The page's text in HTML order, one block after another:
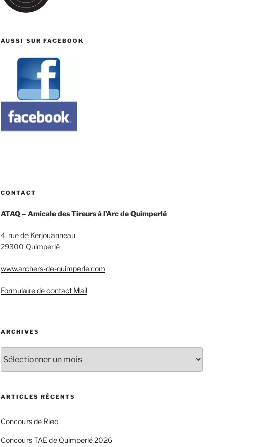
AUSSI SUR FACEBOOK
CONTACT
ATAQ – Amicale des Tireurs à l’Arc de Quimperlé
4, rue de Kerjouanneau
29300 Quimperlé
www.archers-de-quimperle.com
Formulaire de contact Mail
ARCHIVES
ARTICLES RÉCENTS
Concours de Riec
Concours TAE de Quimperlé 2026